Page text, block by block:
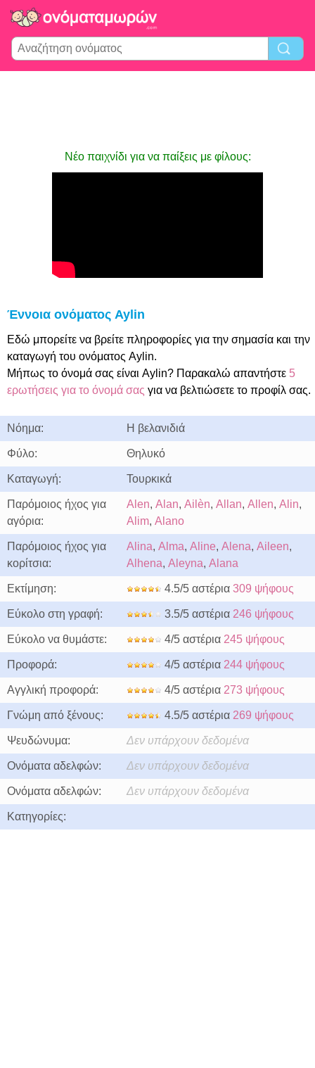
Νέο παιχνίδι για να παίξεις με φίλους:
Έννοια ονόματος Aylin
Εδώ μπορείτε να βρείτε πληροφορίες για την σημασία και την
καταγωγή του ονόματος Aylin.
Μήπως το όνομά σας είναι Aylin? Παρακαλώ απαντήστε 5
ερωτήσεις για το όνομά σας για να βελτιώσετε το προφίλ σας.
Νόημα: Η βελανιδιά
Φύλο: Θηλυκό
Καταγωγή: Τουρκικά
Παρόμοιος ήχος για
αγόρια:
Alen, Alan, Ailèn, Allan, Allen, Alin,
Alim, Alano
Παρόμοιος ήχος για
κορίτσια:
Alina, Alma, Aline, Alena, Aileen,
Alhena, Aleyna, Alana
Εκτίμηση: 4.5/5 αστέρια 309 ψήφους
Εύκολο στη γραφή: 3.5/5 αστέρια 246 ψήφους
Εύκολο να θυμάστε: 4/5 αστέρια 245 ψήφους
Προφορά: 4/5 αστέρια 244 ψήφους
Αγγλική προφορά: 4/5 αστέρια 273 ψήφους
Γνώμη από ξένους: 4.5/5 αστέρια 269 ψήφους
Ψευδώνυμα: Δεν υπάρχουν δεδομένα
Ονόματα αδελφών: Δεν υπάρχουν δεδομένα
Ονόματα αδελφών: Δεν υπάρχουν δεδομένα
Κατηγορίες: